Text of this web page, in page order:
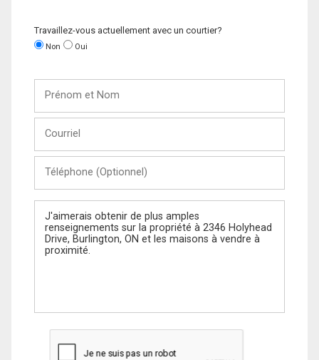
Travaillez-vous actuellement avec un courtier?
Non Oui
Nom
(Optionnel)
Message